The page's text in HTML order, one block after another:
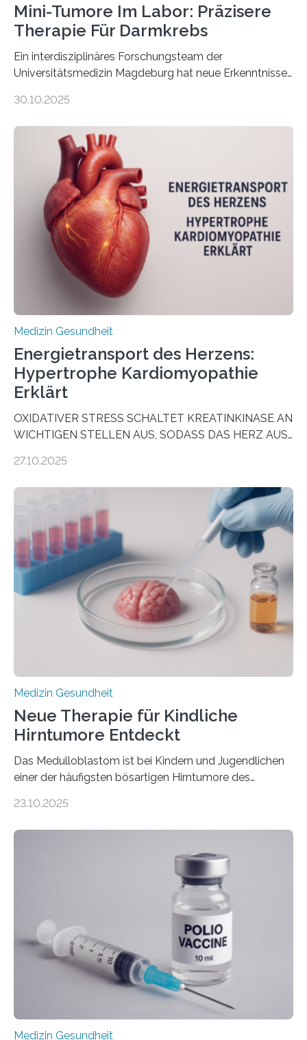
Mini-Tumore Im Labor: Präzisere
Therapie Für Darmkrebs
Ein interdisziplinäres Forschungsteam der
Universitätsmedizin Magdeburg hat neue Erkenntnisse
behandelt werden kann. In ihrer aktuellen Studie,
Oncology, zeigen die Forschenden, dass Mini-Tumore
aus Gewebe von Patientinnen und Patienten –
sogenannte Organoide – genutzt werden können, um
vorab zu prüfen, welche Medikamente am besten
wirken. Dabei wurde ein Eiweiß identifiziert, das künftig
als Biomarker für die Wahl der passenden Therapie
dienen könnte. Darmkrebs zählt weltweit zu den
häufigsten Krebsarten und stellt…
30.10.2025
Medizin Gesundheit
Energietransport des Herzens:
Hypertrophe Kardiomyopathie
Erklärt
OXIDATIVER STRESS SCHALTET KREATINKINASE AN
WICHTIGEN STELLEN AUS, SODASS DAS HERZ AUS
aus dem Deutschen Zentrum für Herzinsuffizienz
im Journal Circulation, warum der Energietransport bei
der Hypertrophen Kardiomyopathie (HCM) versagen
kann und wie sich durch eine Verringerung der
Herzbelastung und des oxidativen Stresses
Rhythmusstörungen reduzieren lassen. Würzburg. Die
hypertrophe Kardiomyopathie (HCM) ist die häufigste
erblich bedingte Herzerkrankung. Sie führt dazu, dass
sich die linke Herzkammer verdickt, der Herzmuskel zu
stark kontrahiert…
27.10.2025
Medizin Gesundheit
Neue Therapie für Kindliche
Hirntumore Entdeckt
Das Medulloblastom ist bei Kindern und Jugendlichen
einer der häufigsten bösartigen Hirntumore des
Betroffenen können mit heutigen Methoden geheilt
Dringend benötigt werden zielgerichtete Therapien, die
nur Tumorschwachstellen angreifen und normales
Gewebe verschonen. Forschende um Daniel Merk vom
Hertie-Institut für klinische Hirnforschung am
Universitätsklinikum Tübingen haben eine solche
Schwachstelle im Erbgut einer Untergruppe des
Medulloblastoms gefunden. Die Wilhelm Sander-
Stiftung unterstützte das Projekt…
23.10.2025
Medizin Gesundheit